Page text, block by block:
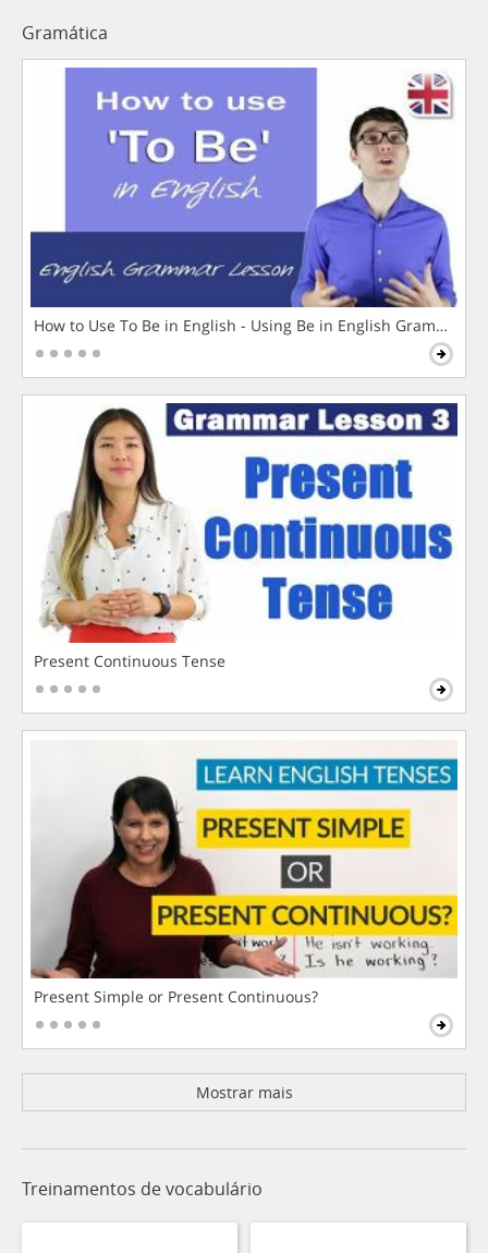
Gramática
How to Use To Be in English - Using Be in English Grammar
Present Continuous Tense
Present Simple or Present Continuous?
Mostrar mais
Treinamentos de vocabulário